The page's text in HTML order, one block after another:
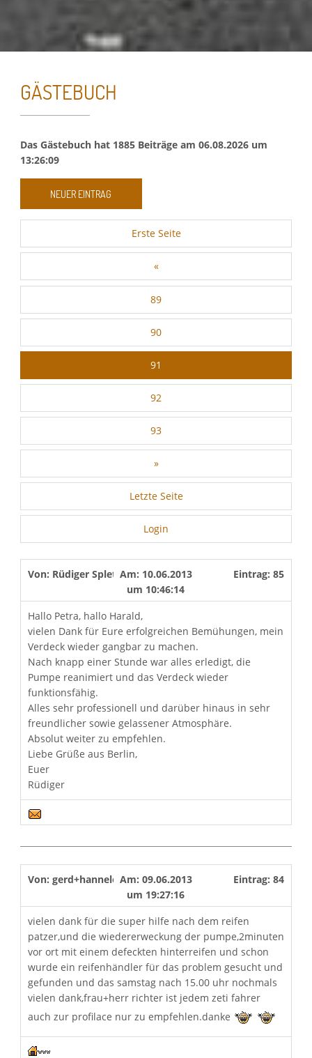
GÄSTEBUCH
Das Gästebuch hat 1885Beiträge am 06.08.2026um
13:26:09
Erste Seite
«
89
90
91
92
93
»
Letzte Seite
Login
Von: Rüdiger Spletzer
Am: 10.06.2013
um 10:46:14
Eintrag: 85
Hallo Petra, hallo Harald,
vielen Dank für Eure erfolgreichen Bemühungen, mein
Verdeck wieder gangbar zu machen.
Nach knapp einer Stunde war alles erledigt, die
Pumpe reanimiert und das Verdeck wieder
funktionsfähig.
Alles sehr professionell und darüber hinaus in sehr
freundlicher sowie gelassener Atmosphäre.
Absolut weiter zu empfehlen.
Liebe Grüße aus Berlin,
Euer
Rüdiger
Von: gerd+hanneloreAm: 09.06.2013
um 19:27:16
Eintrag: 84
vielen dank für die super hilfe nach dem reifen
patzer,und die wiedererweckung der pumpe,2minuten
vor ort mit einem defeckten hinterreifen und schon
wurde ein reifenhändler für das problem gesucht und
gefunden und das samstag nach 15.00 uhr nochmals
vielen dank,frau+herr richter ist jedem zeti fahrer
auch zur profilace nur zu empfehlen.danke
Google Maps
Auswahl speichern